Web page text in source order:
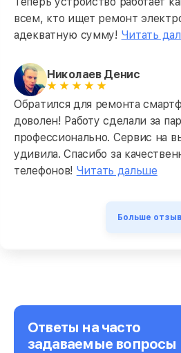
всем, кто ищет ремонт
адекватную сумму! Читать
Николаев Денис
Обратился для ремонта
доволен! Работу сделали за
профессионально. Сервис на
удивила. Спасибо за
телефонов! Читать дальше
Больше
Ответы на часто
задаваемые вопросы